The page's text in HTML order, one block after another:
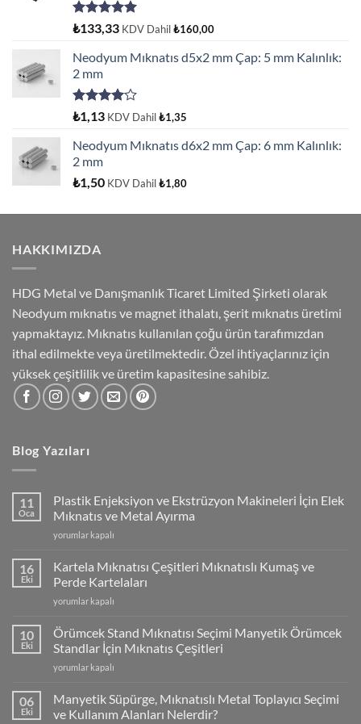
5 üzerinden
oy
aldı
₺133,33 KDV Dahil₺160,00
Neodyum Mıknatıs d5x2 mm Çap: 5 mm Kalınlık:
2 mm
5
üzerinden
4.00
oy
aldı
₺1,13 KDV Dahil₺1,35
Neodyum Mıknatıs d6x2 mm Çap: 6 mm Kalınlık:
2 mm
₺1,50 KDV Dahil₺1,80
HAKKIMIZDA
HDG Metal ve Danışmanlık Ticaret Limited Şirketi olarak
Neodyum mıknatıs ve magnet ithalatı, şerit mıknatıs üretimi
yapmaktayız. Mıknatıs kullanılan çoğu ürün tarafımızdan
ithal edilmekte veya üretilmektedir. Özel ihtiyaçlarınız için
yüksek çeşitlilik ve üretim kapasitesine sahibiz.
Blog Yazıları
11
Oca
Plastik Enjeksiyon ve Ekstrüzyon Makineleri İçin Elek
Mıknatıs ve Metal Ayırma
Plastik
ve
Ekstrüzyon
Makineleri
İçin
Mıknatıs
ve
Ayırma
yorumlar kapalı
16
Eki
Kartela Mıknatısı Çeşitleri Mıknatıslı Kumaş ve
Perde Kartelaları
Kartela
Çeşitleri
Mıknatıslı
Kumaş
ve
Kartelaları
yorumlar kapalı
10
Eki
Örümcek Stand Mıknatısı Seçimi Manyetik Örümcek
Standlar İçin Mıknatıs Çeşitleri
Örümcek
Mıknatısı
Seçimi
Manyetik
yorumlar kapalı
06
Eki
Manyetik Süpürge, Mıknatıslı Metal Toplayıcı Seçimi
ve Kullanım Alanları Nelerdir?